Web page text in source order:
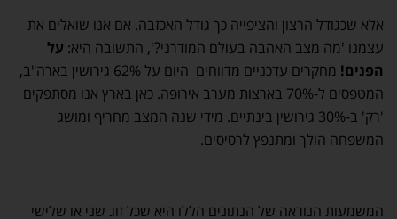
אלא שכגודל הרצון והציפייה כך גודל האכזבה. אם אנו שואלים את
עצמנו 'מה מצב האהבה בעולם המודרני?', התשובה היא: על
הפנים!
מחקרים עדכניים מדווחים היום על 62% גירושין בארה"ב,
המטפסים ל-70% בארצות מערב אירופה. כאן בארץ אנו מסתפקים
'רק' ב-30% גירושין בינתיים. מידי שנה המצב מחריף ומושג
המשפחה הולך ומתנפץ לרסיסים.
המשמעות הנוראה של הנתונים הללו היא שכל זוג שני או שלישי